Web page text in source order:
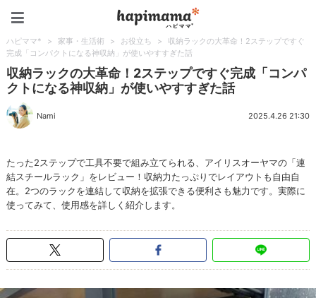
ハピママ* > 家事・生活術 > お役立ち >
収納ラックの大革命！2ステップですぐ
完成「コンパクトになる神収納」が使いやすすぎた話
収納ラックの大革命！2ステップですぐ完成「コンパ
クトになる神収納」が使いやすすぎた話
Nami 2025.4.26 21:30
たった2ステップで工具不要で組み立てられる、アイリスオーヤマの「連
結スチールラック」をレビュー！収納力たっぷりでレイアウトも自由自
在。2つのラックを連結して収納を拡張できる便利さも魅力です。実際に
使ってみて、使用感を詳しく紹介します。